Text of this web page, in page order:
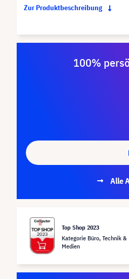
Zur Produktbeschreibung
100%
Alle
Top Shop 2023
Kategorie Büro, Technik &
Medien